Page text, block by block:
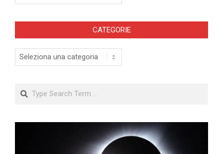
CATEGORIE
Categorie
Search